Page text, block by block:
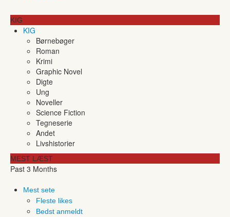
KIG
KIG
Børnebøger
Roman
Krimi
Graphic Novel
Digte
Ung
Noveller
Science Fiction
Tegneserie
Andet
Livshistorier
MEST LÆST
Past 3 Months
Mest sete
Fleste likes
Bedst anmeldt